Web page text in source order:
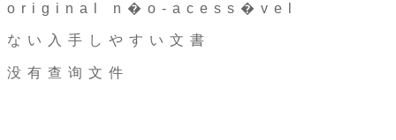
original n�o-acess�vel
ない入手しやすい文書
没有查询文件